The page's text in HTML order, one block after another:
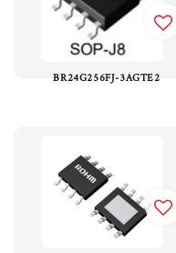
BR24G256FJ-3AGTE2